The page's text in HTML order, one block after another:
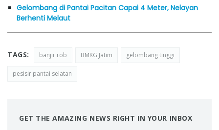
Gelombang di Pantai Pacitan Capai 4 Meter, Nelayan
Berhenti Melaut
TAGS: banjir rob BMKG Jatim gelombang tinggi
pesisir pantai selatan
GET THE AMAZING NEWS RIGHT IN YOUR INBOX